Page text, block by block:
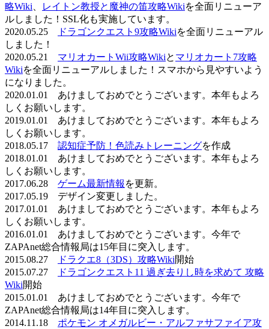
略Wiki
レイトン教授と魔神の笛攻略Wikiを全面リニューア
ルしました！SSL化も実施しています。
2020.05.25
ドラゴンクエスト9攻略Wikiを全面リニューアル
しました！
2020.05.21 マリオカートWii攻略Wikiと マリオカート7攻略
Wikiを全面リニューアルしました！スマホから見やすいよう
になりました。
2020.01.01 あけましておめでとうございます。本年もよろ
しくお願いします。
2019.01.01 あけましておめでとうございます。本年もよろ
しくお願いします。
2018.05.17 認知症予防！色読みトレーニングを作成
2018.01.01 あけましておめでとうございます。本年もよろ
しくお願いします。
2017.06.28 ゲーム最新情報 を更新。
2017.05.19 デザイン変更しました。
2017.01.01 あけましておめでとうございます。本年もよろ
しくお願いします。
2016.01.01 あけましておめでとうございます。今年で
ZAPAnet総合情報局は15年目に突入します。
2015.08.27
ドラクエ8（3DS）攻略Wiki開始
2015.07.27
ドラゴンクエスト11 過ぎ去りし時を求めて 攻略
Wiki開始
2015.01.01 あけましておめでとうございます。今年で
ZAPAnet総合情報局は14年目に突入します。
2014.11.18 ポケモン オメガルビー・アルファサファイア攻